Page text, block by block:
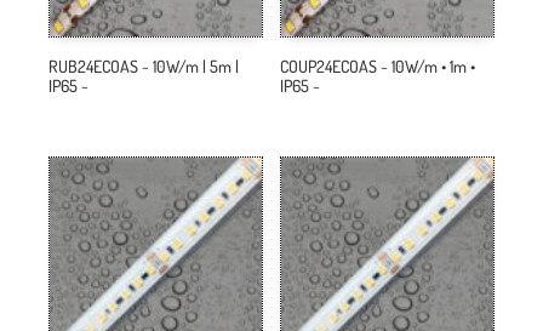
RUB24ECOAS ~ 10W/m | 5m |
IP65 ~
COUP24ECOAS ~ 10W/m • 1m •
IP65 ~